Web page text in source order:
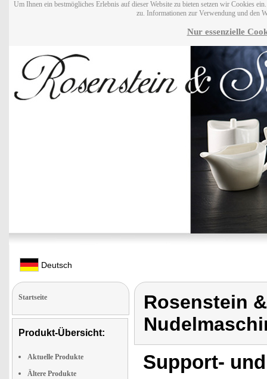
Um Ihnen ein bestmögliches Erlebnis auf dieser Website zu bieten setzen wir Cookies
zu. Informationen zur Verwendung und den
Nur essenzielle
Deutsch
Startseite
Produkt-Übersicht:
Aktuelle Produkte
Ältere Produkte
Rosenstein
Support-